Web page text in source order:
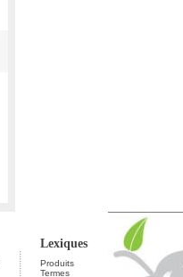
Lexiques
Produits
Termes